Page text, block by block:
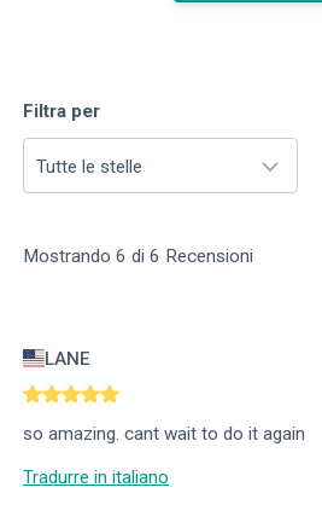
Filtra per
Tutte le stelle
Mostrando 6 di 6 Recensioni
LANE
so amazing. cant wait to do it again
Tradurre in italiano